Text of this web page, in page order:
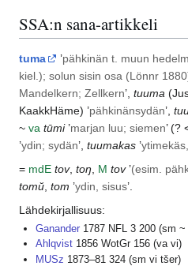
SSA:n sana-artikkeli
tuma ’pähkinän t. muun
kiel.); solun sisin osa (Lönnr
Mandelkern; Zellkern’, tuuma (
KaakkHäme) ’pähkinänsydän’,
~ va tūmi’marjan luu; siemen’ (?
’ydin; sydän’, tuumakas ’
= mdE tov, toŋ M tov’(esim.
tomŭ tom ’ydin, sisus’.
Lähdekirjallisuus:
Ganander1787 NFL 3 200 (sm ~
Ahlqvist1856 WotGr 156 (va vi)
MUSz 1873–81 324 (sm vi tšer)